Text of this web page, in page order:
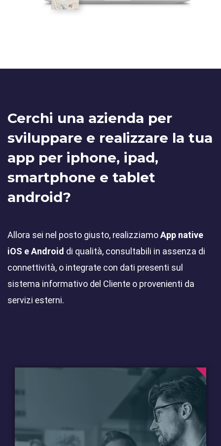
Cerchi una azienda per
sviluppare e realizzare la tua
app per iphone, ipad,
smartphone e tablet
android?
Allora sei nel posto giusto, realizziamoApp native
iOS e Android di qualità, consultabili in assenza di
connettività, o integrate con dati presenti sul
sistema informativo del Cliente o provenienti da
servizi esterni.